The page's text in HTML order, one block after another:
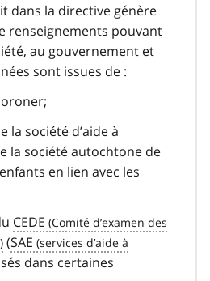
dans la directive génère
renseignements pouvant
au gouvernement et
sont issues de :
la société d’aide à
la société autochtone de
en lien avec les
CEDE
(SAE
dans certaines